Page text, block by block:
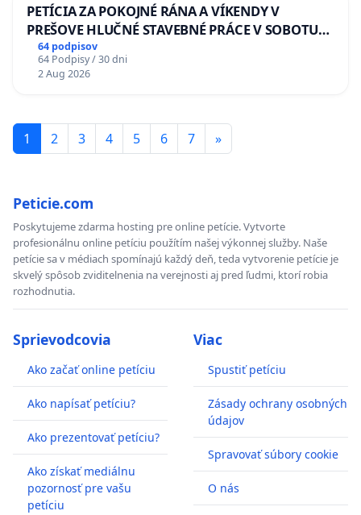
PETÍCIA ZA POKOJNÉ RÁNA A VÍKENDY V
PREŠOVE HLUČNÉ STAVEBNÉ PRÁCE V SOBOTU
LEN OD 9.00 DO 13.00 HOD., CEZ PRACOVNÝ
TÝŽDEŇ CIEĽ 8.00 – 18.00 HOD. A PRAVIDELNÁ
KONTROLA STAVBY C-AREA NA
64 podpisov
64 Podpisy / 30 dni
2 Aug 2026
1 2 3 4 5 6 7 »
Peticie.com
Poskytujeme zdarma hosting pre online petície. Vytvorte
profesionálnu online petíciu použítím našej výkonnej služby. Naše
petície sa v médiach spomínajú každý deň, teda vytvorenie petície je
skvelý spôsob zviditelnenia na verejnosti aj pred ľudmi, ktorí robia
rozhodnutia.
Sprievodcovia
Ako začať online petíciu
Ako napísať petíciu?
Ako prezentovať petíciu?
Ako získať mediálnu
pozornosť pre vašu
petíciu
Viac
Spustiť petíciu
Zásady ochrany osobných
údajov
Spravovať súbory cookie
O nás